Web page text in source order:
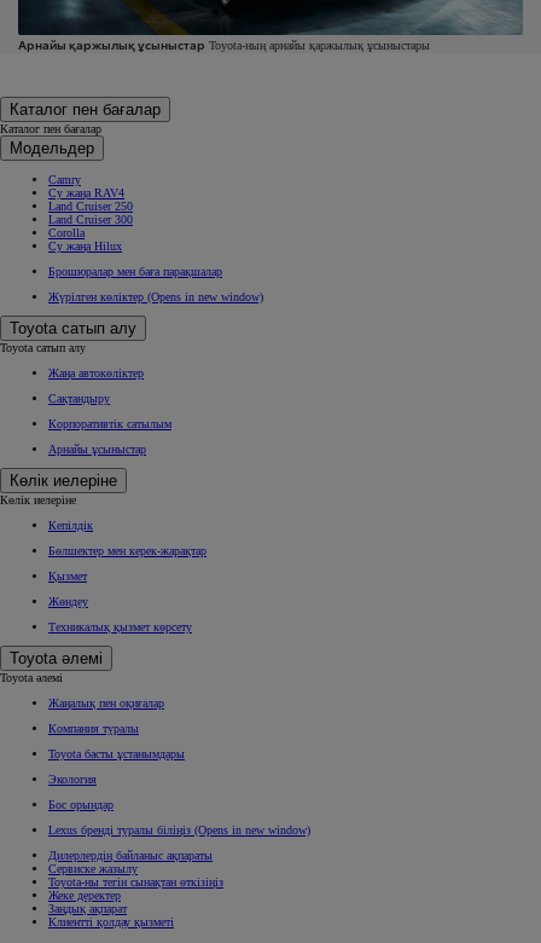
Арнайы қаржылық ұсыныстар Toyota-ның арнайы қаржылық ұсыныстары
Каталог пен бағалар
Каталог пен бағалар
Модельдер
Camry
Су жаңа RAV4
Land Cruiser 250
Land Cruiser 300
Corolla
Су жаңа Hilux
Брошюралар мен баға парақшалар
Жүрілген көліктер (Opens in new window)
Toyota сатып алу
Toyota сатып алу
Жаңа автокөліктер
Сақтандыру
Корпоративтік сатылым
Арнайы ұсыныстар
Көлік иелеріне
Көлік иелеріне
Кепілдік
Бөлшектер мен керек-жарақтар
Қызмет
Жөндеу
Техникалық қызмет көрсету
Toyota әлемі
Toyota әлемі
Жаңалық пен оқиғалар
Компания туралы
Toyota басты ұстанымдары
Экология
Бос орындар
Lexus бренді туралы біліңіз (Opens in new window)
Дилерлердің байланыс ақпараты
Сервиске жазылу
Toyota-ны тегін сынақтан өткізіңіз
Жеке деректер
Заңдық ақпарат
Клиентті қолдау қызметі